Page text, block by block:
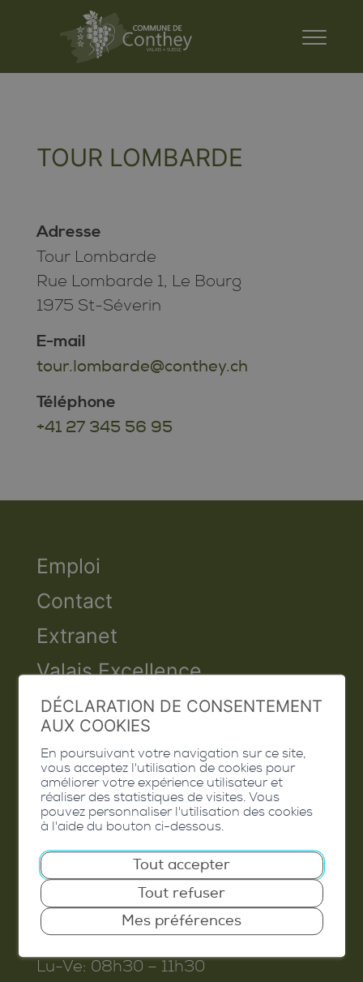
TOUR LOMBARDE
Adresse
Tour Lombarde
Rue Lombarde 1, Le Bourg
1975 St-Séverin
E-mail
tour.lombarde@conthey.ch
Téléphone
+41 27 345 56 95
Emploi
Contact
Extranet
Valais Excellence
Commune de Conthey
Route de Savoie 54
1975 St-Séverin
T. 027 345 45 45
info@conthey.ch
Horaires d’ouverture
Lu-Ve: 08h30 – 11h30
DÉCLARATION DE CONSENTEMENT
AUX COOKIES
En poursuivant votre navigation sur ce site,
vous acceptez l'utilisation de cookies pour
améliorer votre expérience utilisateur et
réaliser des statistiques de visites. Vous
pouvez personnaliser l'utilisation des cookies
à l'aide du bouton ci-dessous.
Tout accepter
Tout refuser
Mes préférences